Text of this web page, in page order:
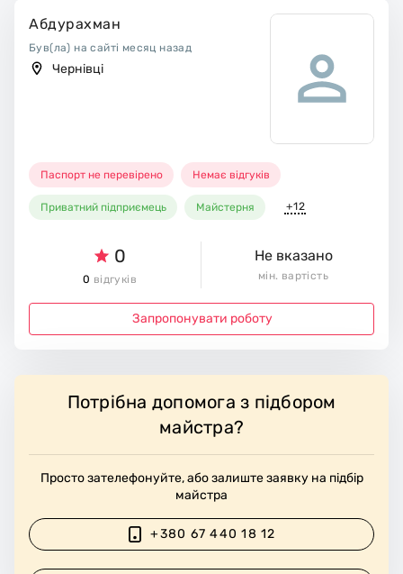
Абдурахман
Був(ла) на сайті месяц назад
Чернівці
Паспорт не перевірено Немає відгуків
Приватний підприємець Майстерня +12
0
0 відгуків
Не вказано
мін. вартість
Запропонувати роботу
Потрібна допомога з підбором
майстра?
Просто зателефонуйте, або залиште заявку на підбір
майстра
+380 67 440 18 12